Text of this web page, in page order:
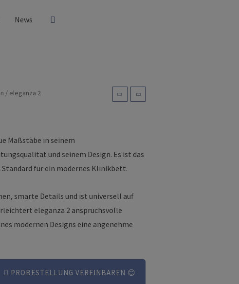
News
/ eleganza 2
Maßstäbe in seinem
und seinem Design. Es ist das
für ein modernes Klinikbett.
smarte Details und ist universell auf
eleganza 2 anspruchsvolle
modernen Designs eine angenehme
PROBESTELLUNG VEREINBAREN 😊